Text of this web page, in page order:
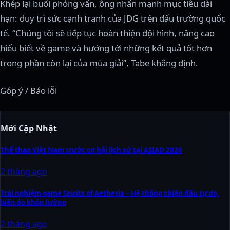
Khép lại buổi phỏng vấn, ông nhấn mạnh mục tiêu dài
hạn: duy trì sức cạnh tranh của JDG trên đấu trường quốc
tế. “Chúng tôi sẽ tiếp tục hoàn thiện đội hình, nâng cao
hiểu biết về game và hướng tới những kết quả tốt hơn
trong phần còn lại của mùa giải”, Tabe khẳng định.
Góp ý / Báo lỗi
Mới Cập Nhật
Thể thao Việt Nam trước cơ hội lịch sử tại ASIAD 2026
2 tháng ago
Trải nghiệm game Spirits of Aetheria – Hệ thống chiến đấu tự do,
biến ảo khôn lường
2 tháng ago